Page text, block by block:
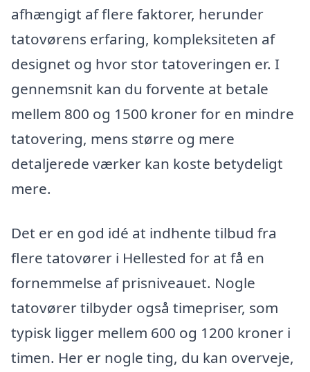
afhængigt af flere faktorer, herunder
tatovørens erfaring, kompleksiteten af
designet og hvor stor tatoveringen er. I
gennemsnit kan du forvente at betale
mellem 800 og 1500 kroner for en mindre
tatovering, mens større og mere
detaljerede værker kan koste betydeligt
mere.
Det er en god idé at indhente tilbud fra
flere tatovører i Hellested for at få en
fornemmelse af prisniveauet. Nogle
tatovører tilbyder også timepriser, som
typisk ligger mellem 600 og 1200 kroner i
timen. Her er nogle ting, du kan overveje,